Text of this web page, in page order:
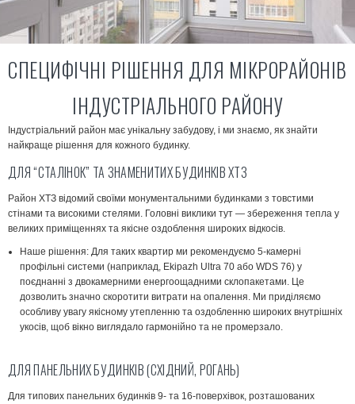
СПЕЦИФІЧНІ РІШЕННЯ ДЛЯ МІКРОРАЙОНІВ
ІНДУСТРІАЛЬНОГО РАЙОНУ
Індустріальний район має унікальну забудову, і ми знаємо, як знайти
найкраще рішення для кожного будинку.
ДЛЯ “СТАЛІНОК” ТА ЗНАМЕНИТИХ БУДИНКІВ ХТЗ
Район ХТЗ відомий своїми монументальними будинками з товстими
стінами та високими стелями. Головні виклики тут — збереження тепла у
великих приміщеннях та якісне оздоблення широких відкосів.
Наше рішення: Для таких квартир ми рекомендуємо 5-камерні
профільні системи (наприклад, Ekipazh Ultra 70 або WDS 76) у
поєднанні з двокамерними енергоощадними склопакетами . Це
дозволить значно скоротити витрати на опалення. Ми приділяємо
особливу увагу якісному утепленню та оздобленню широких внутрішніх
укосів, щоб вікно виглядало гармонійно та не промерзало.
ДЛЯ ПАНЕЛЬНИХ БУДИНКІВ (СХІДНИЙ, РОГАНЬ)
Для типових панельних будинків 9- та 16-поверхівок, розташованих